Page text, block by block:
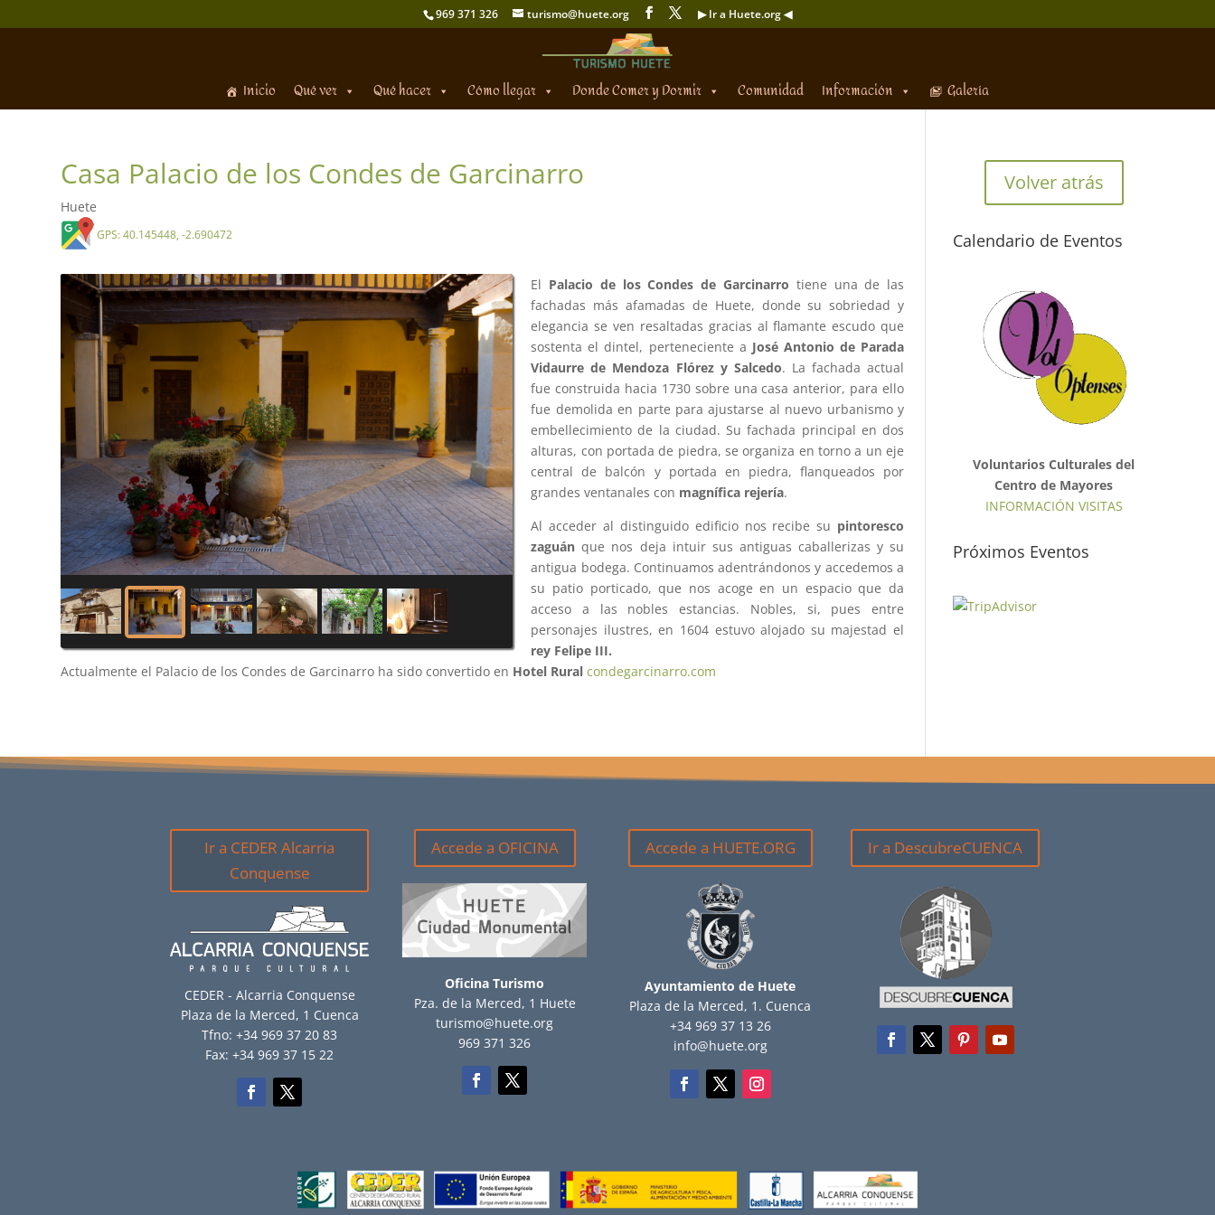
969 371 326 turismo@huete.org ▶ Ir a Huete.org ◀
Inicio Qué ver Qué hacer Cómo llegar Donde Comer y Dormir Comunidad Información Galería
Casa Palacio de los Condes de Garcinarro
Huete
GPS: 40.145448, -2.690472
El Palacio de los Condes de Garcinarro tiene una de las
fachadas más afamadas de Huete, donde su sobriedad y
elegancia se ven resaltadas gracias al flamante escudo que
sostenta el dintel, perteneciente a José Antonio de Parada
Vidaurre de Mendoza Flórez y Salcedo. La fachada actual
fue construida hacia 1730 sobre una casa anterior, para ello
fue demolida en parte para ajustarse al nuevo urbanismo y
embellecimiento de la ciudad. Su fachada principal en dos
alturas, con portada de piedra, se organiza en torno a un eje
central de balcón y portada en piedra, flanqueados por
grandes ventanales con magnífica rejería.
Al acceder al distinguido edificio nos recibe su pintoresco
zaguán que nos deja intuir sus antiguas caballerizas y su
antigua bodega. Continuamos adentrándonos y accedemos a
su patio porticado, que nos acoge en un espacio que da
acceso a las nobles estancias. Nobles, si, pues entre
personajes ilustres, en 1604 estuvo alojado su majestad el
rey Felipe III.
Actualmente el Palacio de los Condes de Garcinarro ha sido convertido en Hotel Rural condegarcinarro.com
Volver atrás
Calendario de Eventos
Voluntarios Culturales del
Centro de Mayores
INFORMACIÓN VISITAS
Próximos Eventos
Ir a CEDER Alcarria
Conquense
CEDER - Alcarria Conquense
Plaza de la Merced, 1 Cuenca
Tfno: +34 969 37 20 83
Fax: +34 969 37 15 22
Accede a OFICINA
Oficina Turismo
Pza. de la Merced, 1 Huete
turismo@huete.org
969 371 326
Accede a HUETE.ORG
Ayuntamiento de Huete
Plaza de la Merced, 1. Cuenca
+34 969 37 13 26
info@huete.org
Ir a DescubreCUENCA